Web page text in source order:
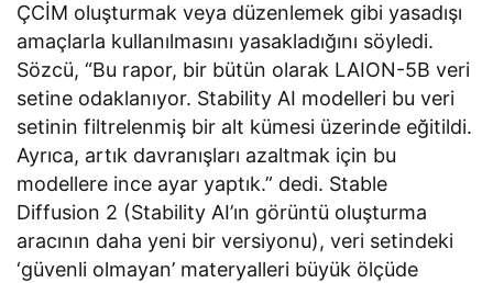
ÇCİM oluşturmak veya düzenlemek gibi yasadışı
amaçlarla kullanılmasını yasakladığını söyledi.
Sözcü, “Bu rapor, bir bütün olarak LAION-5B veri
setine odaklanıyor. Stability AI modelleri bu veri
setinin filtrelenmiş bir alt kümesi üzerinde eğitildi.
Ayrıca, artık davranışları azaltmak için bu
modellere ince ayar yaptık.” dedi. Stable
Diffusion 2 (Stability AI’ın görüntü oluşturma
aracının daha yeni bir versiyonu), veri setindeki
‘güvenli olmayan’ materyalleri büyük ölçüde